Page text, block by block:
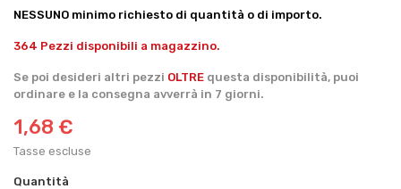
NESSUNO minimo richiesto di quantità o di importo.
364 Pezzi disponibili a magazzino.
Se poi desideri altri pezzi OLTRE questa disponibilità, puoi
ordinare e la consegna avverrà in 7 giorni.
1,68 €
Tasse escluse
Quantità